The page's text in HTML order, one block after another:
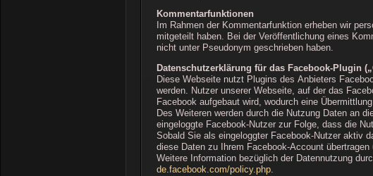
Kommentarfunktionen
Im Rahmen der Kommentarfunktion erheben wir
mitgeteilt haben. Bei der Veröffentlichung eines
nicht unter Pseudonym geschrieben haben.
Datenschutzerklärung für das Facebook-Plugin
Diese Webseite nutzt Plugins des Anbieters
werden. Nutzer unserer Webseite, auf der das
Facebook aufgebaut wird, wodurch eine
Des Weiteren werden durch die Nutzung Daten an
eingeloggte Facebook-Nutzer zur Folge, dass die
Sobald Sie als eingeloggter Facebook-Nutzer aktiv
diese Daten zu Ihrem Facebook-Account
Weitere Information bezüglich der Datennutzung
de.facebook.com/policy.php.